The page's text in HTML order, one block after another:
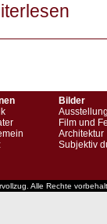
Bilder
Film und
Architektur
Subjektiv
Alle Rechte